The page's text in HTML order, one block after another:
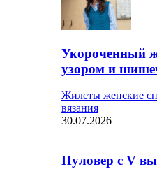
Укороченный
узором и
Жилеты женские
вязания
30.07.2026
Пуловер с V